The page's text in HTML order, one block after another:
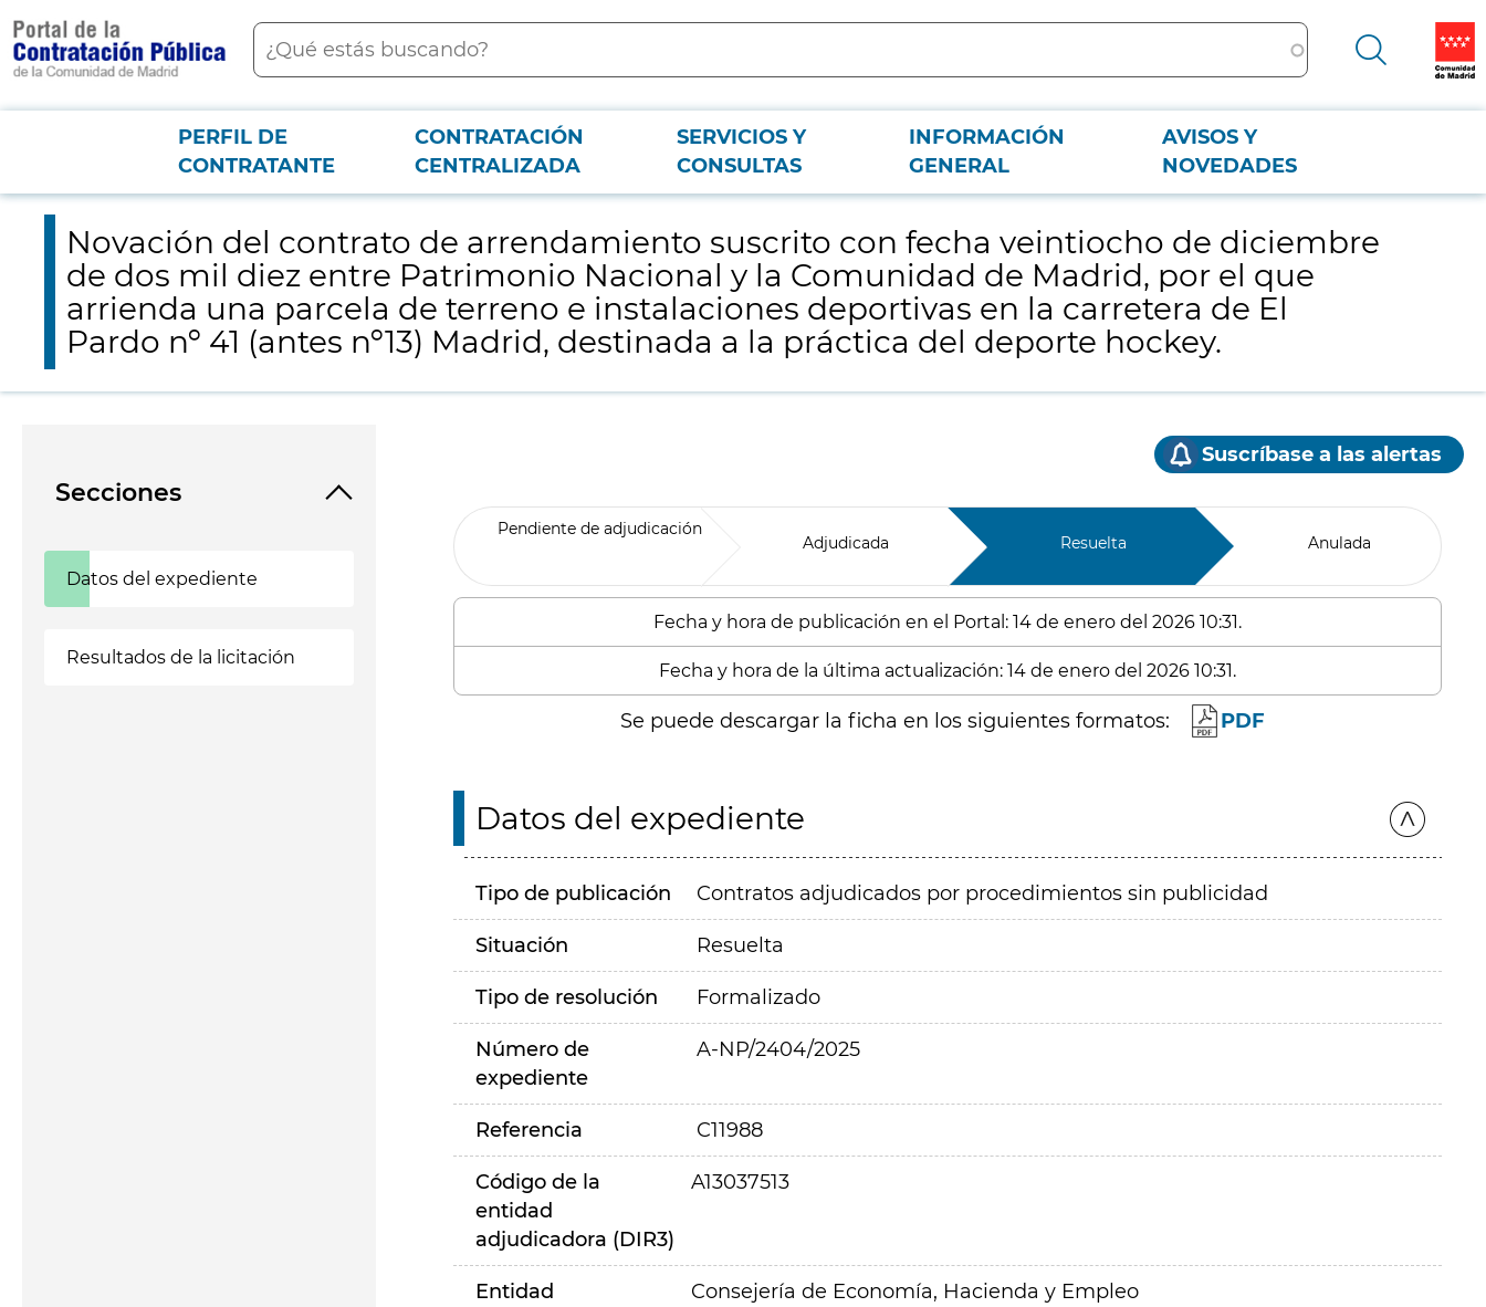
contenido
principal
Buscar
Menú PCON
PERFIL DE
CONTRATANTE
CONTRATACIÓN
CENTRALIZADA
SERVICIOS Y
CONSULTAS
INFORMACIÓN
GENERAL
AVISOS Y
NOVEDADES
Novación del contrato de arrendamiento suscrito con fecha veintiocho de diciembre de dos mil diez entre Patrimonio Nacional y la Comunidad de Madrid, por el que arrienda una parcela de terreno e instalaciones
deportivas en la carretera de El Pardo nº 41 (antes nº13) Madrid, destinada a la práctica del deporte hockey.
Novación del contrato de arrendamiento suscrito con fecha veintiocho de diciembre
de dos mil diez entre Patrimonio Nacional y la Comunidad de Madrid, por el que
arrienda una parcela de terreno e instalaciones deportivas en la carretera de El
Pardo nº 41 (antes nº13) Madrid, destinada a la práctica del deporte hockey.
Secciones
Datos del expediente
Resultados de la licitación
Suscríbase a las alertas
Pendiente de adjudicación
Adjudicada Resuelta Anulada
Fecha y hora de publicación en el Portal: 14 de enero del 2026 10:31.
Fecha y hora de la última actualización: 14 de enero del 2026 10:31.
Se puede descargar la ficha en los siguientes formatos: PDF
Datos del expediente
Tipo de publicación Contratos adjudicados por procedimientos sin publicidad
Situación Resuelta
Tipo de resolución Formalizado
Número de
expediente
A-NP/2404/2025
Referencia C11988
Código de la
entidad
adjudicadora (DIR3)
A13037513
Entidad
Consejería de Economía, Hacienda y Empleo